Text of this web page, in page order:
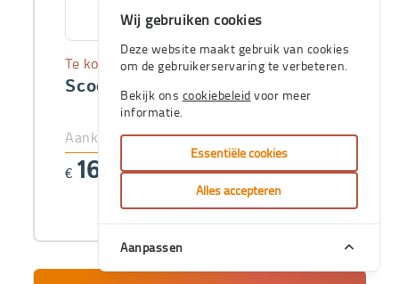
Scooter Venus 4 Sport
Te koop
Aankoopprijs
€ 1664,92
Wij gebruiken cookies
Deze website maakt gebruik van cookies
om de gebruikerservaring te verbeteren.
Bekijk ons cookiebeleid voor meer
informatie.
Essentiële cookies
Alles accepteren
Aanpassen